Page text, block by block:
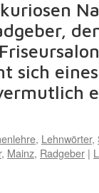
sich
, Lehnwörter,
, Mainz, Radgeber |